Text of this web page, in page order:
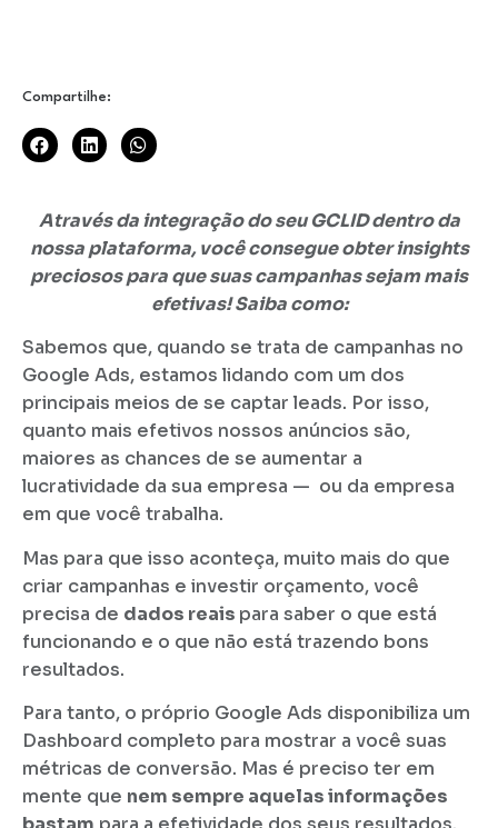
Compartilhe:
Através da integração do seu GCLID dentro da
nossa plataforma, você consegue obter insights
preciosos para que suas campanhas sejam mais
efetivas! Saiba como:
Sabemos que, quando se trata de campanhas no
Google Ads, estamos lidando com um dos
principais meios de se captar leads. Por isso,
quanto mais efetivos nossos anúncios são,
maiores as chances de se aumentar a
lucratividade da sua empresa — ou da empresa
em que você trabalha.
Mas para que isso aconteça, muito mais do que
criar campanhas e investir orçamento, você
precisa de dados reais para saber o que está
funcionando e o que não está trazendo bons
resultados.
Para tanto, o próprio Google Ads disponibiliza um
Dashboard completo para mostrar a você suas
métricas de conversão. Mas é preciso ter em
mente que nem sempre aquelas informações